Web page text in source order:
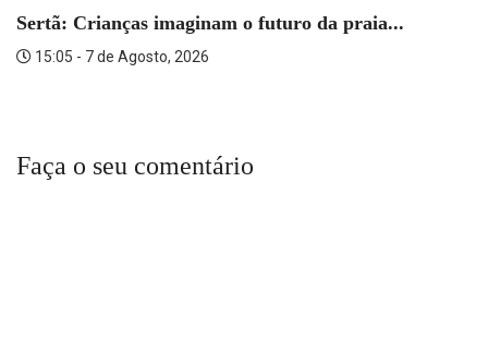
Sertã: Crianças imaginam o futuro da praia...
15:05 - 7 de Agosto, 2026
Faça o seu comentário